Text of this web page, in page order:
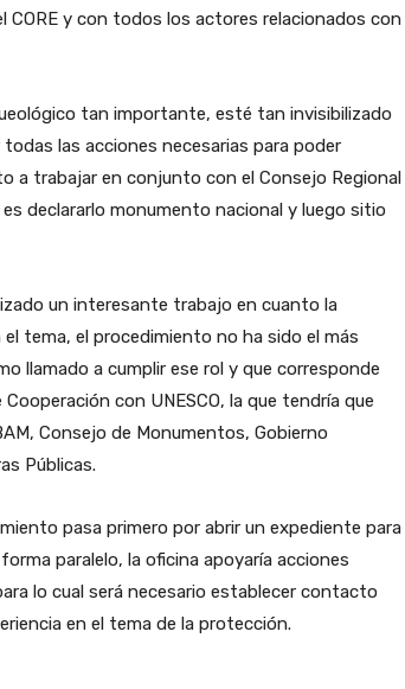
y con todos los actores relacionados con
tan importante, esté tan invisibilizado
las acciones necesarias para poder
a trabajar en conjunto con el Consejo Regional
declararlo monumento nacional y luego sitio
un interesante trabajo en cuanto la
tema, el procedimiento no ha sido el más
llamado a cumplir ese rol y que corresponde
con UNESCO, la que tendría que
Consejo de Monumentos, Gobierno
Públicas.
pasa primero por abrir un expediente para
paralelo, la oficina apoyaría acciones
lo cual será necesario establecer contacto
en el tema de la protección.